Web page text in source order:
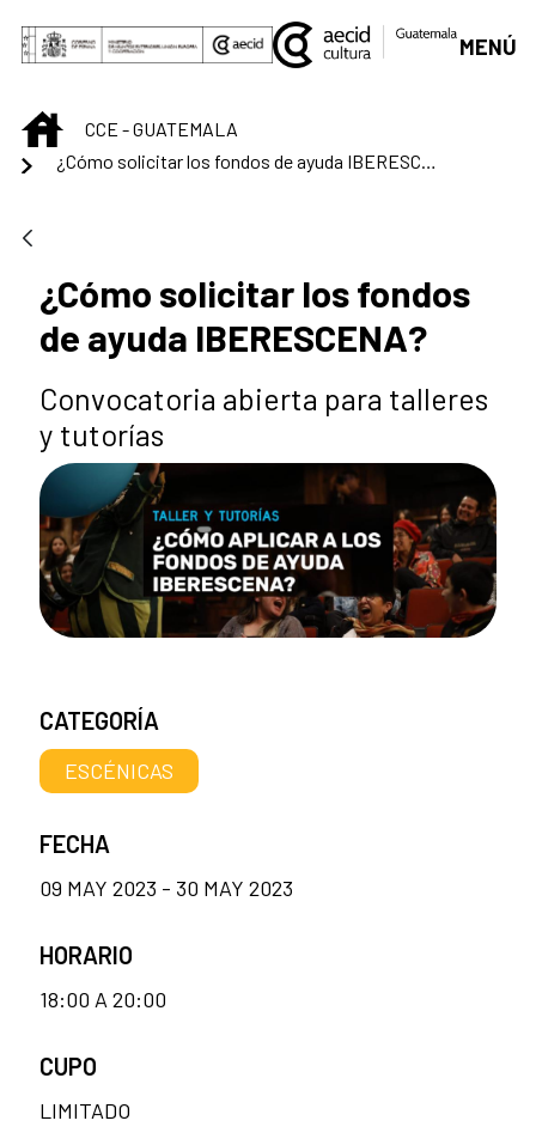
Skip to Main Content
MENÚ
INICIOCCE - GUATEMALA
¿Cómo solicitar los fondos
de ayuda IBERESCENA?
Convocatoria abierta para talleres
y tutorías
CATEGORÍA
ESCÉNICAS
FECHA
09 MAY 2023 - 30 MAY 2023
HORARIO
18:00 A 20:00
CUPO
LIMITADO